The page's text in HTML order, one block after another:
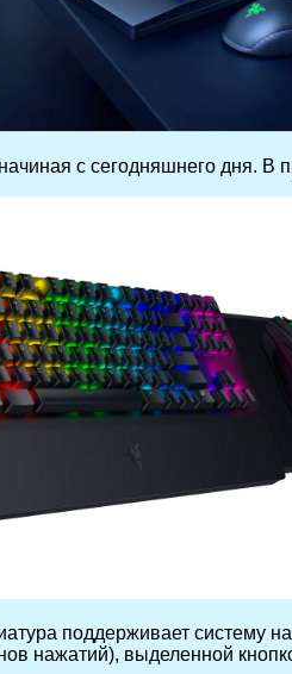
с сегодняшнего дня. В
поддерживает
нажатий), выделенной